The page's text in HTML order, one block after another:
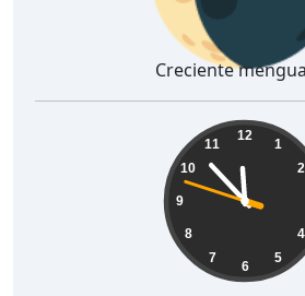
Creciente
12
1
2
4
5
6
7
8
9
10
11